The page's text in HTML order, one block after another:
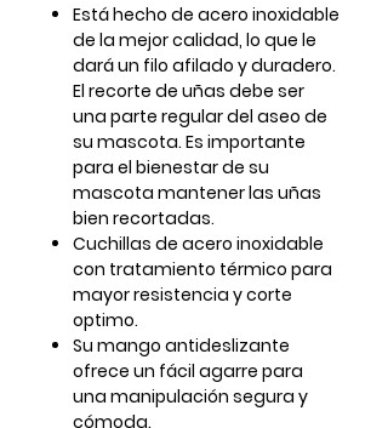
Está hecho de acero inoxidable
de la mejor calidad, lo que le
dará un filo afilado y duradero.
El recorte de uñas debe ser
una parte regular del aseo de
su mascota. Es importante
para el bienestar de su
mascota mantener las uñas
bien recortadas.
Cuchillas de acero inoxidable
con tratamiento térmico para
mayor resistencia y corte
optimo.
Su mango antideslizante
ofrece un fácil agarre para
una manipulación segura y
cómoda.